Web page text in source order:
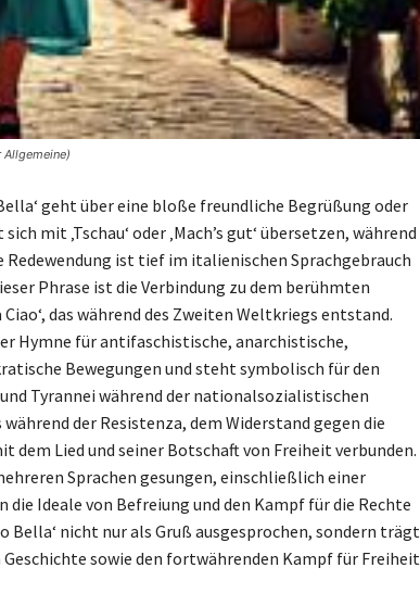
geht über eine bloße freundliche Begrüßung oder
mit ‚Tschau‘ oder ‚Mach’s gut‘ übersetzen, während
Redewendung ist tief im italienischen Sprachgebrauch
Phrase ist die Verbindung zu dem berühmten
das während des Zweiten Weltkriegs entstand.
Hymne für antifaschistische, anarchistische,
Bewegungen und steht symbolisch für den
Tyrannei während der nationalsozialistischen
der Resistenza, dem Widerstand gegen die
dem Lied und seiner Botschaft von Freiheit verbunden.
Sprachen gesungen, einschließlich einer
die Ideale von Befreiung und den Kampf für die Rechte
Bella‘ nicht nur als Gruß ausgesprochen, sondern trägt
sowie den fortwährenden Kampf für Freiheit